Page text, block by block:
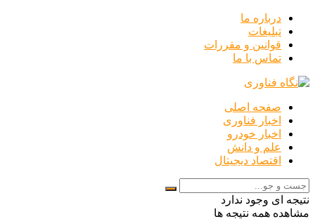
درباره ما
تبلیغات
قوانین و مقررات
تماس با ما
صفحه اصلی
اخبار فناوری
اخبار خودرو
علم و دانش
اقتصاد دیجیتال
نتیجه ای وجود ندارد
مشاهده همه نتیجه ها